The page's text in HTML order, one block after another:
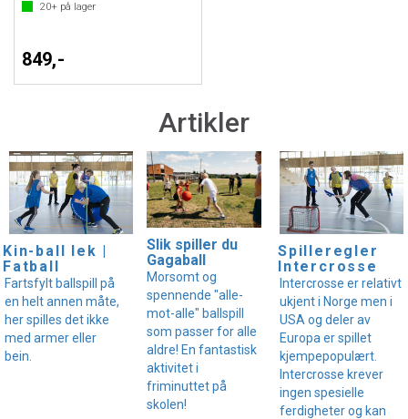
20+ på lager
849,-
Artikler
Kin-ball lek |
Fatball
Fartsfylt ballspill på
en helt annen måte,
her spilles det ikke
med armer eller
bein.
Slik spiller du
Gagaball
Morsomt og
spennende "alle-
mot-alle" ballspill
som passer for alle
aldre! En fantastisk
aktivitet i
friminuttet på
skolen!
Spilleregler
Intercrosse
Intercrosse er relativt
ukjent i Norge men i
USA og deler av
Europa er spillet
kjempepopulært.
Intercrosse krever
ingen spesielle
ferdigheter og kan